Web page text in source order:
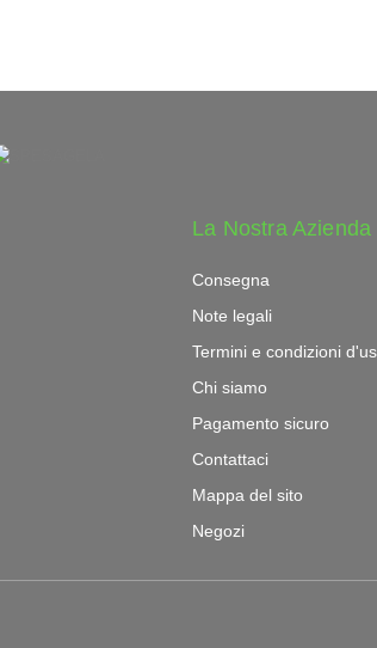
La Nostra Azienda
Consegna
Note legali
Termini e condizioni
Chi siamo
Pagamento sicuro
Contattaci
Mappa del sito
Negozi